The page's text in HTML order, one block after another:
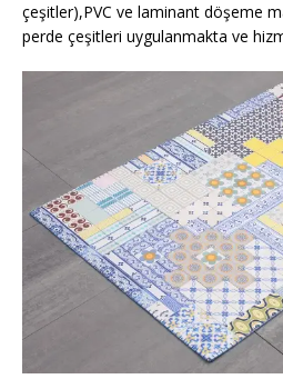
çeşitler),PVC ve laminant döşeme
perde çeşitleri uygulanmakta ve